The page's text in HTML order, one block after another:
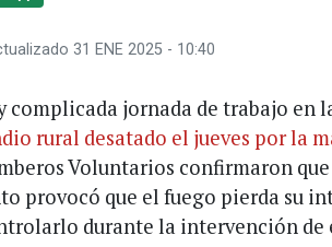
31 ENE 2025 - 10:40
complicada jornada de trabajo en
rural desatado el jueves por la
Voluntarios confirmaron
provocó que el fuego pierda su
durante la intervención de